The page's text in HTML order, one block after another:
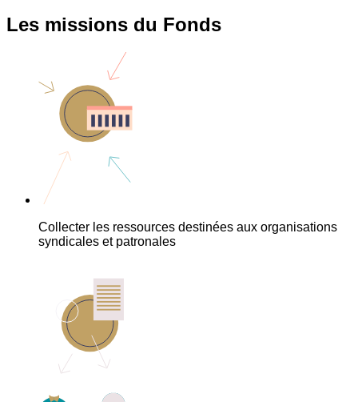
Les missions du Fonds
Collecter les ressources destinées aux organisations
syndicales et patronales